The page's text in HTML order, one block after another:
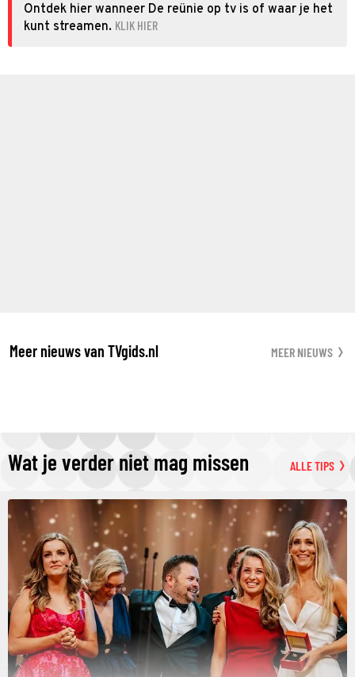
Ontdek hier wanneer De reünie op tv is of waar je het
kunt streamen. KLIK HIER
Meer nieuws van TVgids.nl MEER NIEUWS
Wat je verder niet mag missen ALLE TIPS